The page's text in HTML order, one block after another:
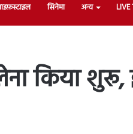
सिनेमा अन्य LIVE
किया शुरू,